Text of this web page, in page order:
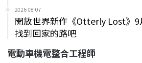
2026-08-07
開放世界新作《Otterly Lost》9
找到回家的路吧
電動車機電整合工程師